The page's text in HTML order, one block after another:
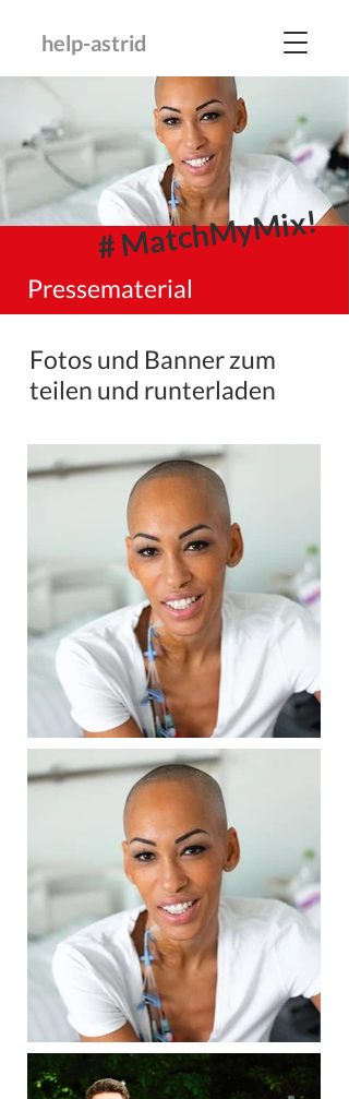
help-astrid
Pressematerial
# MatchMyMix!
Fotos und Banner zum
teilen und runterladen